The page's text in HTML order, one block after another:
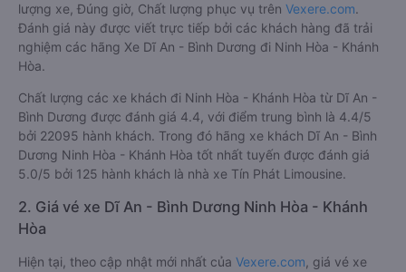
lượng xe, Đúng giờ, Chất lượng phục vụ trên Vexere.com.
Đánh giá này được viết trực tiếp bởi các khách hàng đã trải
nghiệm các hãng Xe Dĩ An - Bình Dương đi Ninh Hòa - Khánh
Hòa.
Chất lượng các xe khách đi Ninh Hòa - Khánh Hòa từ Dĩ An -
Bình Dương được đánh giá 4.4, với điểm trung bình là 4.4/5
bởi 22095 hành khách. Trong đó hãng xe khách Dĩ An - Bình
Dương Ninh Hòa - Khánh Hòa tốt nhất tuyến được đánh giá
5.0/5 bởi 125 hành khách là nhà xe Tín Phát Limousine.
2. Giá vé xe Dĩ An - Bình Dương Ninh Hòa - Khánh
Hòa
Hiện tại, theo cập nhật mới nhất của Vexere.com , giá vé xe